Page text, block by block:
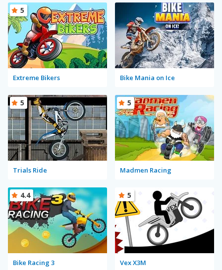
Extreme Bikers
5
Bike Mania on Ice
Trials Ride
5
Madmen Racing
5
Bike Racing 3
4.4
Vex X3M
5